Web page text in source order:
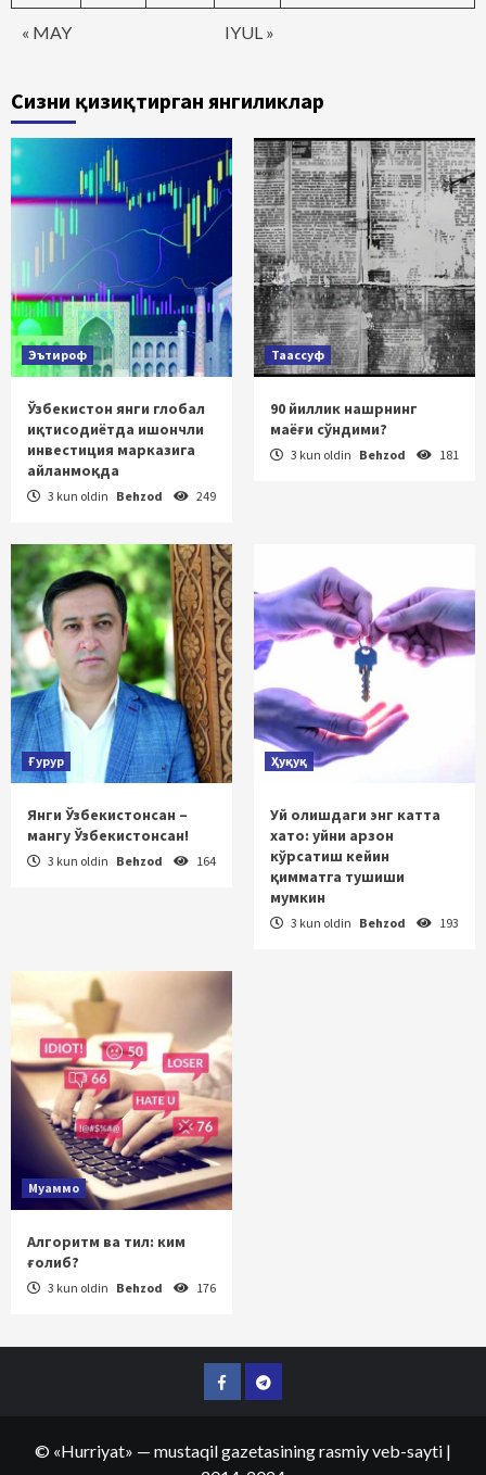
« MAY IYUL »
Сизни қизиқтирган янгиликлар
Эътироф
Ўзбекистон янги глобал
иқтисодиётда ишончли
инвестиция марказига
айланмоқда
3 kun oldin Behzod 249
Таассуф
90 йиллик нашрнинг
маёғи сўндими?
3 kun oldin Behzod 181
Ғурур
Янги Ўзбекистонсан –
мангу Ўзбекистонсан!
3 kun oldin Behzod 164
Ҳуқуқ
Уй олишдаги энг катта
хато: уйни арзон
кўрсатиш кейин
қимматга тушиши
мумкин
3 kun oldin Behzod 193
Муаммо
Алгоритм ва тил: ким
ғолиб?
3 kun oldin Behzod 176
FacebookTelegram
© «Hurriyat» — mustaqil gazetasining rasmiy veb-sayti |